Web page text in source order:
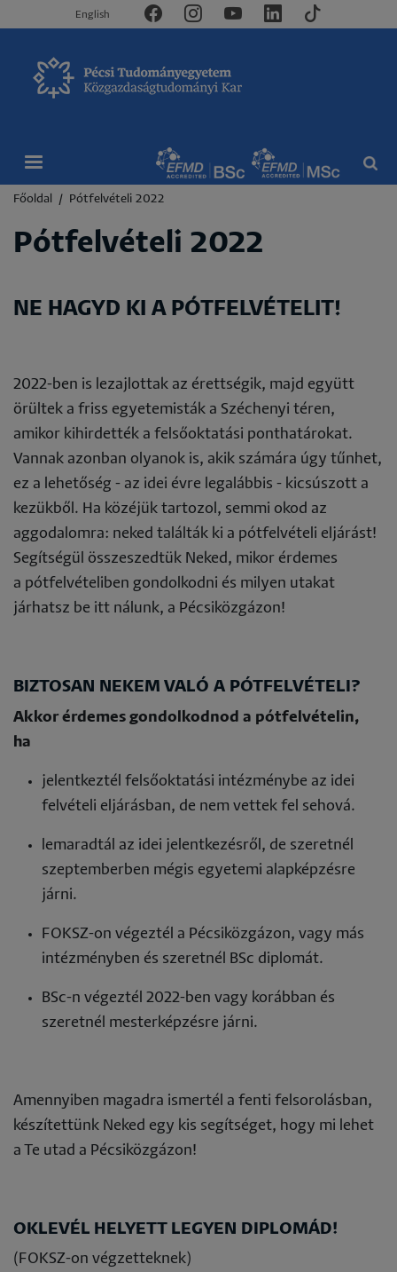
English
Morzsa
Főoldal Pótfelvételi 2022
Pótfelvételi 2022
NE HAGYD KI A PÓTFELVÉTELIT!
2022-ben is lezajlottak az érettségik, majd együtt
örültek a friss egyetemisták a Széchenyi téren,
amikor kihirdették a felsőoktatási ponthatárokat.
Vannak azonban olyanok is, akik számára úgy tűnhet,
ez a lehetőség - az idei évre legalábbis - kicsúszott a
kezükből. Ha közéjük tartozol, semmi okod az
aggodalomra: neked találták ki a pótfelvételi eljárást!
Segítségül összeszedtük Neked, mikor érdemes
a pótfelvételiben gondolkodni és milyen utakat
járhatsz be itt nálunk, a Pécsiközgázon!
BIZTOSAN NEKEM VALÓ A PÓTFELVÉTELI?
Akkor érdemes gondolkodnod a pótfelvételin,
ha
jelentkeztél felsőoktatási intézménybe az idei
felvételi eljárásban, de nem vettek fel sehová.
lemaradtál az idei jelentkezésről, de szeretnél
szeptemberben mégis egyetemi alapképzésre
járni.
FOKSZ-on végeztél a Pécsiközgázon, vagy más
intézményben és szeretnél BSc diplomát.
BSc-n végeztél 2022-ben vagy korábban és
szeretnél mesterképzésre járni.
Amennyiben magadra ismertél a fenti felsorolásban,
készítettünk Neked egy kis segítséget, hogy mi lehet
a Te utad a Pécsiközgázon!
OKLEVÉL HELYETT LEGYEN DIPLOMÁD!
(FOKSZ-on végzetteknek)